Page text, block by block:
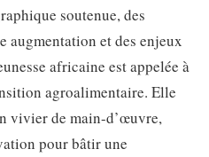
soutenue, des
augmentation et des enjeux
africaine est appelée à
agroalimentaire. Elle
vivier de main-d’œuvre,
pour bâtir une